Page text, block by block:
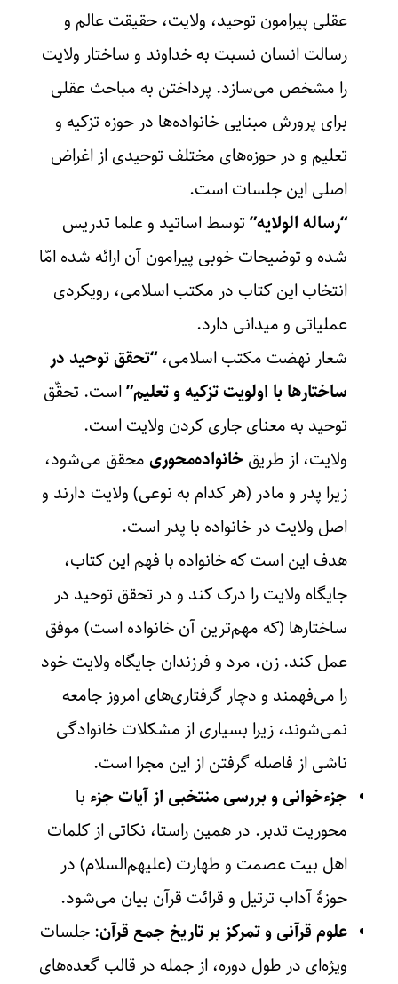
عقلی پیرامون توحید، ولایت، حقیقت عالم و
رسالت انسان نسبت به خداوند و ساختار ولایت
را مشخص می‌سازد. پرداختن به مباحث عقلی
برای پرورش مبنایی خانواده‌ها در حوزه تزکیه و
تعلیم و در حوزه‌های مختلف توحیدی از اغراض
اصلی این جلسات است.
“رساله الولایه”توسط اساتید و علما تدریس
شده و توضیحات خوبی پیرامون آن ارائه شده امّا
انتخاب این کتاب در مکتب اسلامی، رویکردی
عملیاتی و میدانی دارد.
شعار نهضت مکتب اسلامی،“تحقق توحید در
ساختارها با اولویت تزکیه و تعلیم”است. تحقّق
توحید به معنای جاری کردن ولایت است.
ولایت، از طریقخانواده‌محوریمحقق می‌شود،
زیرا پدر و مادر (هر کدام به نوعی) ولایت دارند و
اصل ولایت در خانواده با پدر است.
هدف این است که خانواده با فهم این کتاب،
جایگاه ولایت را درک کند و در تحقق توحید در
ساختارها (که مهم‌ترین آن خانواده است) موفق
عمل کند. زن، مرد و فرزندان جایگاه ولایت خود
را می‌فهمند و دچار گرفتاری‌های امروز جامعه
نمی‌شوند، زیرا بسیاری از مشکلات خانوادگی
ناشی از فاصله گرفتن از این مجرا است.
جزءخوانی و بررسی منتخبی از آیات جزء با
محوریت تدبر. در همین راستا، نکاتی از کلمات
اهل بیت عصمت و طهارت (علیهم‌السلام) در
حوزۀ آداب ترتیل و قرائت قرآن بیان می‌شود.
علوم قرآنی و تمرکز بر تاریخ جمع قرآن: جلسات
ویژه‌ای در طول دوره، از جمله در قالب گعده‌های